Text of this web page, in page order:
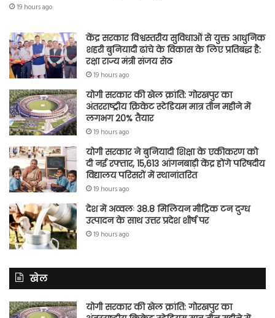
19 hours ago
केंद्र सरकार विश्वस्तरीय सुविधाओं से युक्त आधुनिक
शहरी बुनियादी ढांचे के विकास के लिए प्रतिबद्ध है:
रक्षा राज्य मंत्री संजय सेठ
19 hours ago
योगी सरकार की खेल क्रांति: गोरखपुर का
अंतरराष्ट्रीय क्रिकेट स्टेडियम मात्र तीन महीने में
लगभग 20% तैयार
19 hours ago
योगी सरकार ने बुनियादी शिक्षा के एकीकरण को
दी नई रफ्तार, 15,613 आंगनबाड़ी केंद्र होंगे परिषदीय
विद्यालय परिसरों में स्थानांतरित
19 hours ago
देश में अव्वलः 38.8 मिलियन मीट्रिक टन दुग्ध
उत्पादन के साथ उत्तर प्रदेश शीर्ष पर
19 hours ago
खेल
योगी सरकार की खेल क्रांति: गोरखपुर का